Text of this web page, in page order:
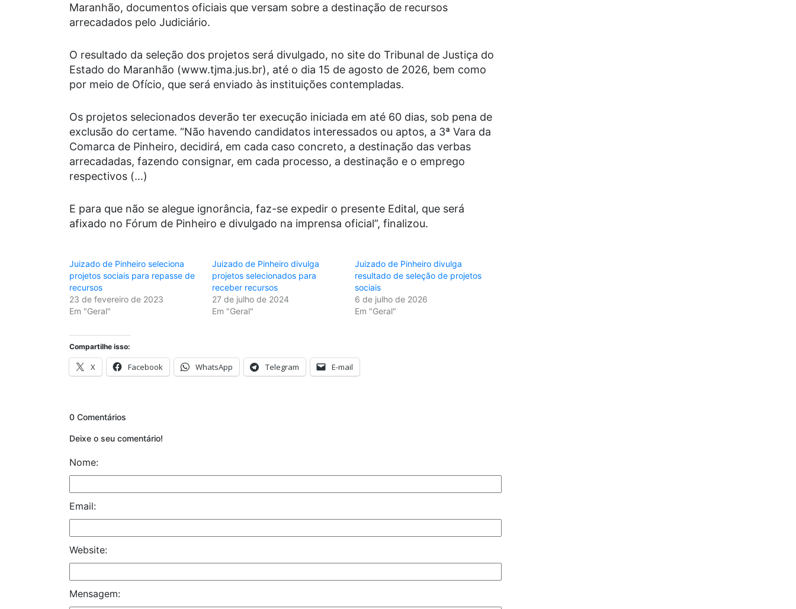
Maranhão, documentos oficiais que versam sobre a destinação de recursos
arrecadados pelo Judiciário.
O resultado da seleção dos projetos será divulgado, no site do Tribunal de Justiça do
Estado do Maranhão (www.tjma.jus.br), até o dia 15 de agosto de 2026, bem como
por meio de Ofício, que será enviado às instituições contempladas.
Os projetos selecionados deverão ter execução iniciada em até 60 dias, sob pena de
exclusão do certame. “Não havendo candidatos interessados ou aptos, a 3ª Vara da
Comarca de Pinheiro, decidirá, em cada caso concreto, a destinação das verbas
arrecadadas, fazendo consignar, em cada processo, a destinação e o emprego
respectivos (…)
E para que não se alegue ignorância, faz-se expedir o presente Edital, que será
afixado no Fórum de Pinheiro e divulgado na imprensa oficial”, finalizou.
Juizado de Pinheiro seleciona
projetos sociais para repasse de
recursos
23 de fevereiro de 2023
Em "Geral"
Juizado de Pinheiro divulga
projetos selecionados para
receber recursos
27 de julho de 2024
Em "Geral"
Juizado de Pinheiro divulga
resultado de seleção de projetos
sociais
6 de julho de 2026
Em "Geral"
Compartilhe isso:
X Facebook WhatsApp Telegram E-mail
0 Comentários
Deixe o seu comentário!
Nome:
Email:
Website:
Mensagem: